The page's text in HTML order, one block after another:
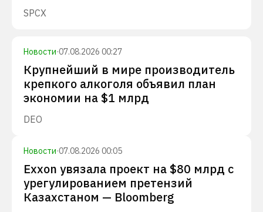
SPCX
Новости·07.08.2026 00:27
Крупнейший в мире производитель
крепкого алкоголя объявил план
экономии на $1 млрд
DEO
Новости·07.08.2026 00:05
Exxon увязала проект на $80 млрд с
урегулированием претензий
Казахстаном — Bloomberg